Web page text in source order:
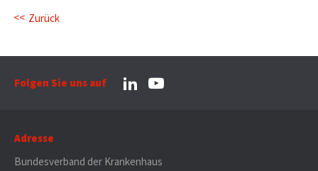
Zurück
Folgen Sie uns auf
Adresse
Bundesverband der Krankenhaus